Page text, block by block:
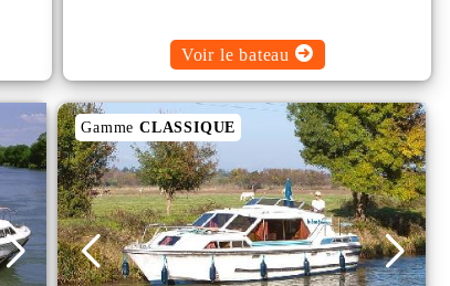
Voir le bateau
GammeCLASSIQUE